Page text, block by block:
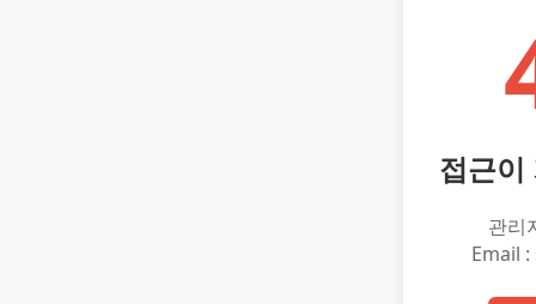
접근이
관리
Email